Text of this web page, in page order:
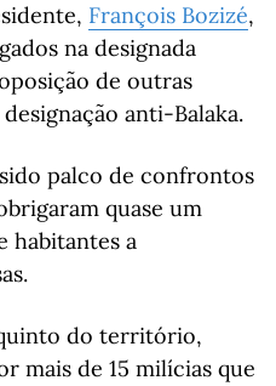
François Bozizé,
na designada
de outras
anti-Balaka.
palco de confrontos
quase um
habitantes a
do território,
mais de 15 milícias que